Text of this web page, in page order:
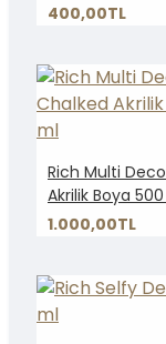
400,00TL
Rich Multi
Akrilik Boya
1.000,00TL